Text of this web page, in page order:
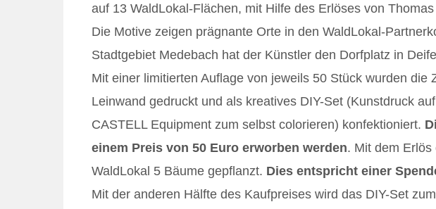
auf 13 WaldLokal-Flächen, mit Hilfe des Erlöses von
Die Motive zeigen prägnante Orte in den WaldLokal-
Stadtgebiet Medebach hat der Künstler den Dorfplatz in
Mit einer limitierten Auflage von jeweils 50 Stück wurden die
Leinwand gedruckt und als kreatives DIY-Set (Kunstdruck
CASTELL Equipment zum selbst colorieren) konfektioniert.
einem Preis von 50 Euro erworben werden. Mit dem
WaldLokal 5 Bäume gepflanzt. Dies entspricht einer
Mit der anderen Hälfte des Kaufpreises wird das DIY-Set